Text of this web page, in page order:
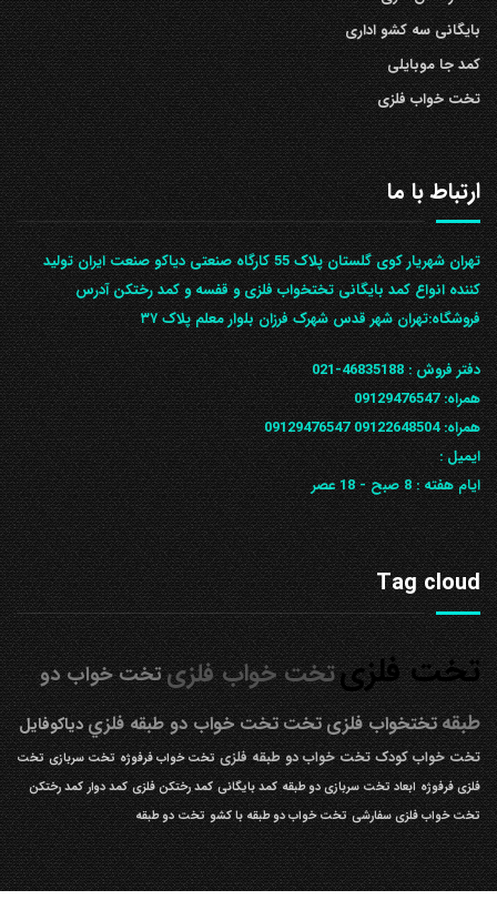
بایگانی سه کشو اداری
کمد جا موبایلی
تخت خواب فلزی
ارتباط با ما
تهران شهریار کوی گلستان پلاک 55 کارگاه صنعتی دیاکو صنعت ایران تولید
کننده انواع کمد بایگانی تختخواب فلزی و قفسه و کمد رختکن آدرس
ف‍روشگاه:تهران شهر قدس شهرک فرزان بلوار معلم پلاک ۳۷
دفتر فروش :46835188-021
همراه:09129476547
همراه: 09122648504
09129476547
ایمیل :
ایام هفته :8 صبح - 18 عصر
Tag cloud
تخت فلزیتخت خواب فلزیتخت خواب دو
طبقه تختخواب فلزیتختتخت خواب دو طبقه فلزيدیاکوفایل
تخت خواب کودک تخت خواب دو طبقه فلزی تخت خواب فرفوژه تخت سربازی تخت
فلزی فرفوژه ابعاد تخت سربازی دو طبقه کمد بایگانی کمد رختکن فلزی کمد دوار کمد رختکن
تخت خواب فلزی سفارشی تخت خواب دو طبقه با کشو تخت دو طبقه